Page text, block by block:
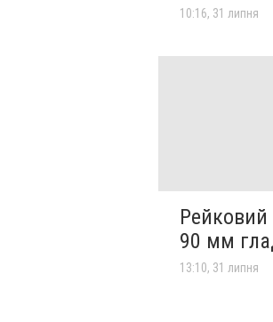
10:16, 31 липня
Рейковий
90 мм
13:10, 31 липня